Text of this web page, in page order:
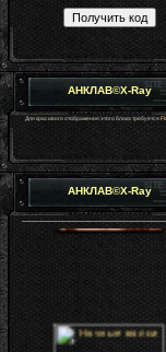
АНКЛАВ©X-Ray
Для красивого отображения этого блока требуется
АНКЛАВ©X-Ray